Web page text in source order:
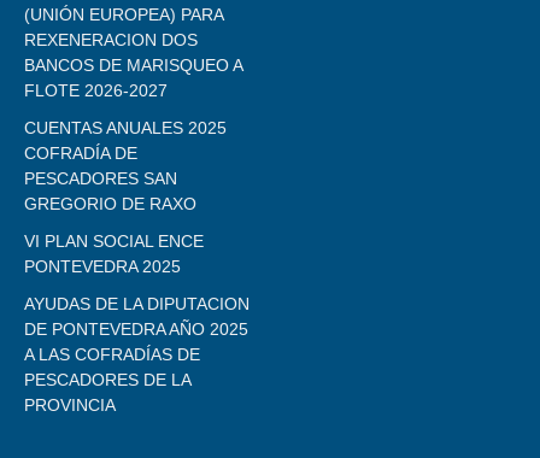
(UNIÓN EUROPEA) PARA
REXENERACION DOS
BANCOS DE MARISQUEO A
FLOTE 2026-2027
CUENTAS ANUALES 2025
COFRADÍA DE
PESCADORES SAN
GREGORIO DE RAXO
VI PLAN SOCIAL ENCE
PONTEVEDRA 2025
AYUDAS DE LA DIPUTACION
DE PONTEVEDRA AÑO 2025
A LAS COFRADÍAS DE
PESCADORES DE LA
PROVINCIA